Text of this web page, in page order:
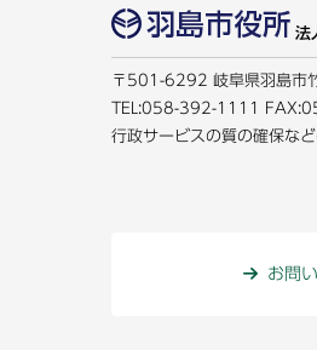
法
〒501-6292 岐阜県羽島市
TEL:058-392-1111
行政サービスの質の確保な
お問